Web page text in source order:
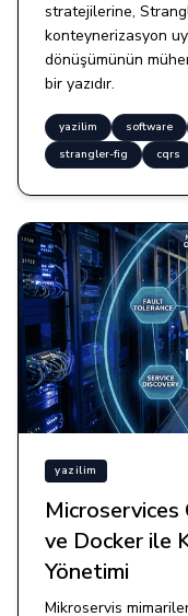
stratejilerine,
konteynerizasyon
dönüşümünün
bir yazıdır.
yazilim software
strangler-fig
cqrs
yazilim
ve Docker ile
Yönetimi
Mikroservis